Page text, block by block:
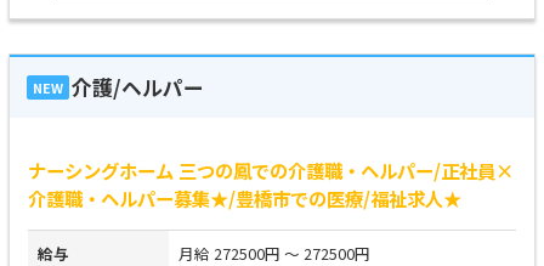
NEW 介護/ヘルパー
ナーシングホーム 三つの鳳での介護職・ヘルパー/正社員×
介護職・ヘルパー募集★/豊橋市での医療/福祉求人★
給与 月給 272500円 ～ 272500円